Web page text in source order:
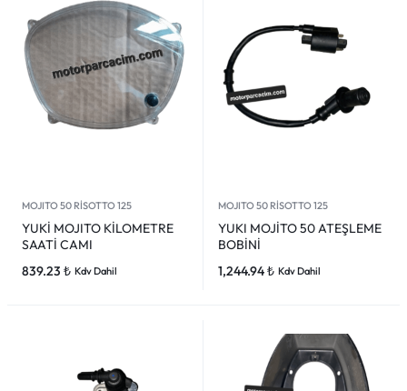
MOJITO 50 RİSOTTO 125
YUKİ MOJITO KİLOMETRE
SAATİ CAMI
839.23 ₺ Kdv Dahil
MOJITO 50 RİSOTTO 125
YUKI MOJİTO 50 ATEŞLEME
BOBİNİ
1,244.94₺ Kdv Dahil